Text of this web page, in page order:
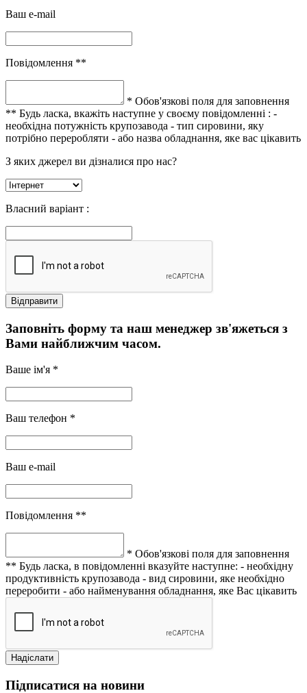
Ваш e-mail
Повідомлення **
* Обов'язкові поля для заповнення
** Будь ласка, вкажіть наступне у своєму повідомленні : -
необхідна потужність крупозавода - тип сировини, яку
потрібно переробляти - або назва обладнання, яке вас цікавить
З яких джерел ви дізналися про нас?
Власний варіант :
Заповніть форму та наш менеджер зв'яжеться з
Вами найближчим часом.
Ваше ім'я *
Ваш телефон *
Ваш e-mail
Повідомлення **
* Обов'язкові поля для заповнення
** Будь ласка, в повідомленні вказуйте наступне: - необхідну
продуктивність крупозавода - вид сировини, яке необхідно
переробити - або найменування обладнання, яке Вас цікавить
Підписатися на новини